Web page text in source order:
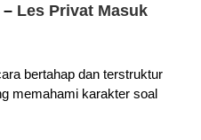
Les Privat Masuk
bertahap dan terstruktur
memahami karakter soal